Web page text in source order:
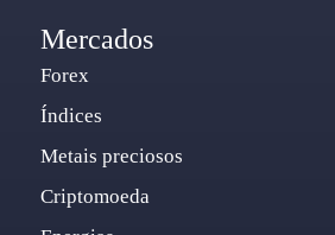
Mercados
Forex
Índices
Metais preciosos
Criptomoeda